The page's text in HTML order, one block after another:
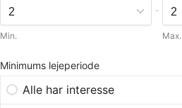
Min.
-
Max.
Minimums lejeperiode
Alle har interesse